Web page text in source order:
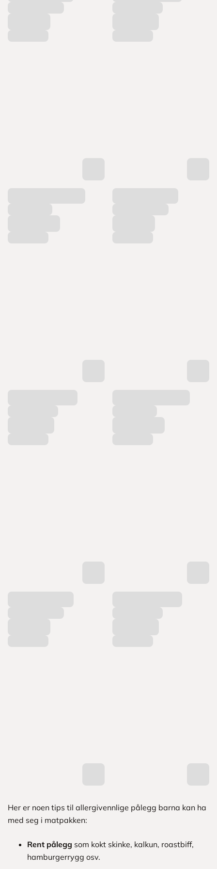
Her er noen tips til allergivennlige pålegg barna kan ha
med seg i matpakken:
Rent pålegg som kokt skinke, kalkun, roastbiff,
hamburgerrygg osv.